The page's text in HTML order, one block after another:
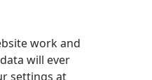
work and
will ever
settings at